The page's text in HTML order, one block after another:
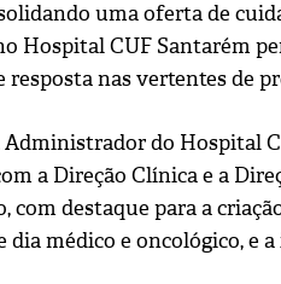
uma oferta de
Hospital CUF Santarém
resposta nas vertentes de
Administrador do Hospital
a Direção Clínica e a
com destaque para a
dia médico e oncológico, e